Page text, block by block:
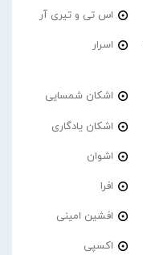
اس تی و تیری آر
اسرار
اشکان شمسایی
اشکان یادگاری
اشوان
افرا
افشین امینی
اکسپی